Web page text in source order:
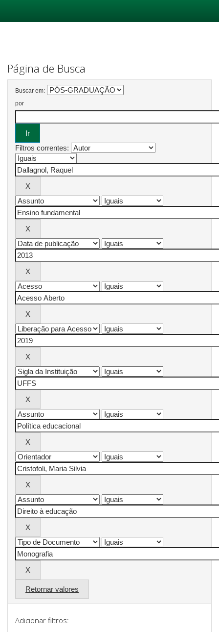
Página de Busca
Buscar em:
por
Filtros correntes:
Retornar valores
Adicionar filtros: